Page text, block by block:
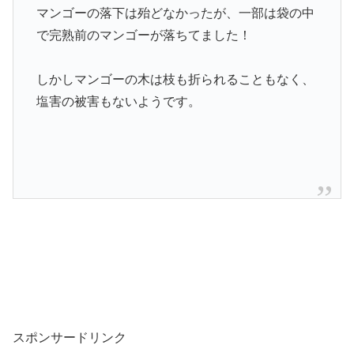
マンゴーの落下は殆どなかったが、一部は袋の中
で完熟前のマンゴーが落ちてました！
しかしマンゴーの木は枝も折られることもなく、
塩害の被害もないようです。
スポンサードリンク